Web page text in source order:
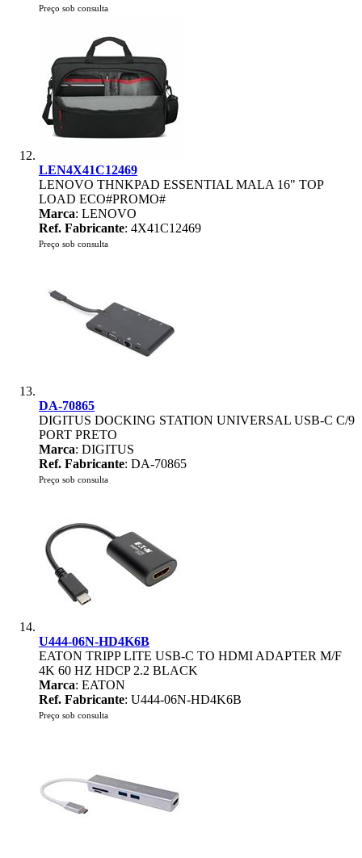
Preço sob consulta
LEN4X41C12469
LENOVO THNKPAD ESSENTIAL MALA 16" TOP
LOAD ECO#PROMO#
Marca: LENOVO
Ref. Fabricante: 4X41C12469
Preço sob consulta
DA-70865
DIGITUS DOCKING STATION UNIVERSAL USB-C C/9
PORT PRETO
Marca: DIGITUS
Ref. Fabricante: DA-70865
Preço sob consulta
U444-06N-HD4K6B
EATON TRIPP LITE USB-C TO HDMI ADAPTER M/F
4K 60 HZ HDCP 2.2 BLACK
Marca: EATON
Ref. Fabricante: U444-06N-HD4K6B
Preço sob consulta